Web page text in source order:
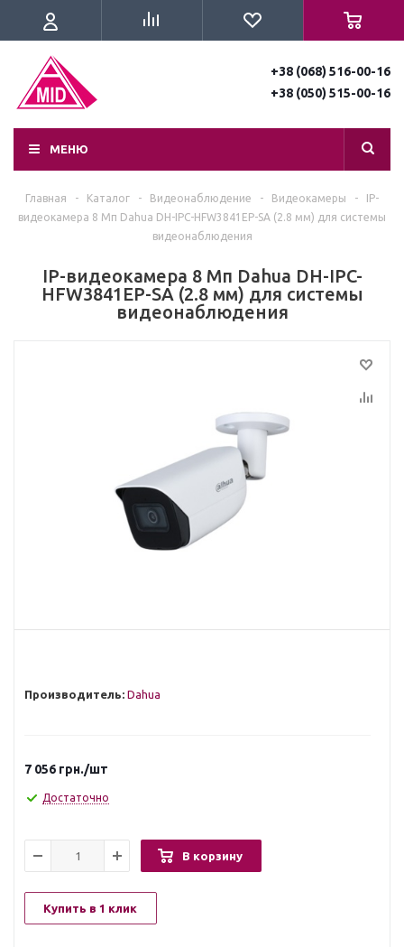
+38 (068) 516-00-16
+38 (050) 515-00-16
МЕНЮ
Главная - Каталог - Видеонаблюдение - Видеокамеры -
IP-
видеокамера 8 Мп Dahua DH-IPC-HFW3841EP-SA (2.8 мм) для системы
видеонаблюдения
IP-видеокамера 8 Мп Dahua DH-IPC-
HFW3841EP-SA (2.8 мм) для системы
видеонаблюдения
Производитель: Dahua
7 056 грн./шт
Достаточно
В корзину
Купить в 1 клик